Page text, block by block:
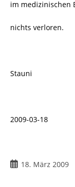
im medizinischen
nichts verloren.
Stauni
2009-03-18
Beitrag18. März 2009